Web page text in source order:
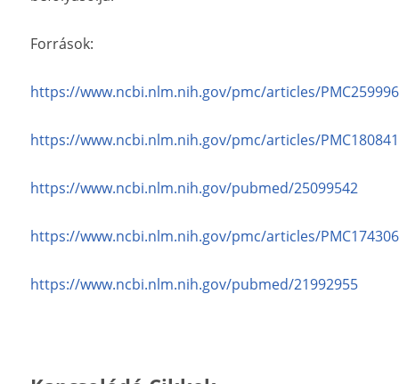
Források:
https://www.ncbi.nlm.nih.gov/pmc/articles/
https://www.ncbi.nlm.nih.gov/pmc/articles/
https://www.ncbi.nlm.nih.gov/pubmed/25099542
https://www.ncbi.nlm.nih.gov/pmc/articles/
https://www.ncbi.nlm.nih.gov/pubmed/21992955